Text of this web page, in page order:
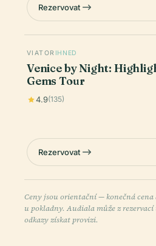
Rezervovat
VIATOR IHNED
Venice by Night:
Gems Tour
4.9(135)
Rezervovat
Ceny jsou orientační — konečná
u pokladny. Audiala může z
odkazy získat provizi.